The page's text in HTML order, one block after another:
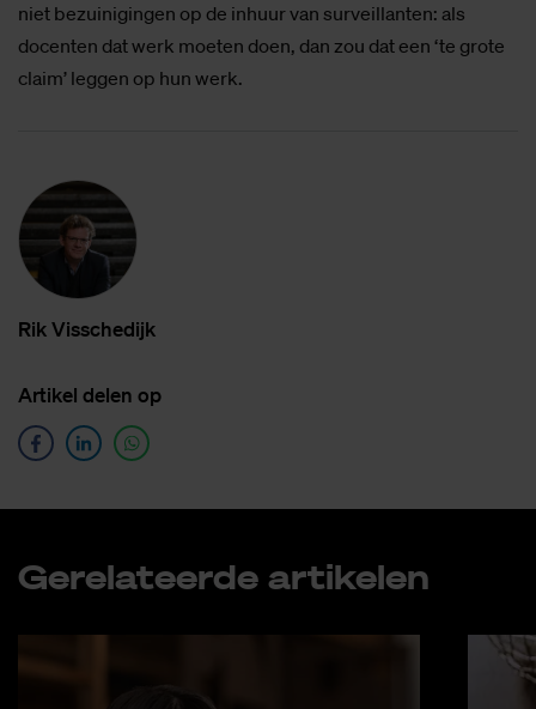
niet bezuinigingen op de inhuur van surveillanten: als
docenten dat werk moeten doen, dan zou dat een ‘te grote
claim’ leggen op hun werk.
Rik Vis­sche­dijk
Ar­ti­kel de­len op
Ge­re­la­teer­de ar­ti­ke­len